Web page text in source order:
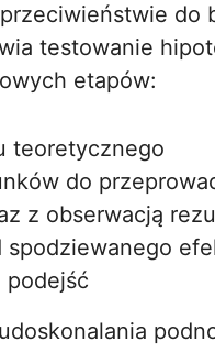
do
testowanie
etapów:
teoretycznego
do
z obserwacją
podejść